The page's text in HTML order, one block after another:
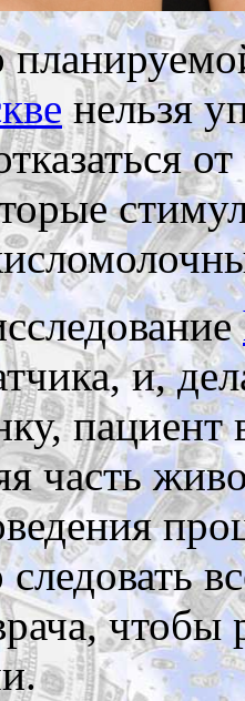
нельзя
и,
пациент
часть
чтобы